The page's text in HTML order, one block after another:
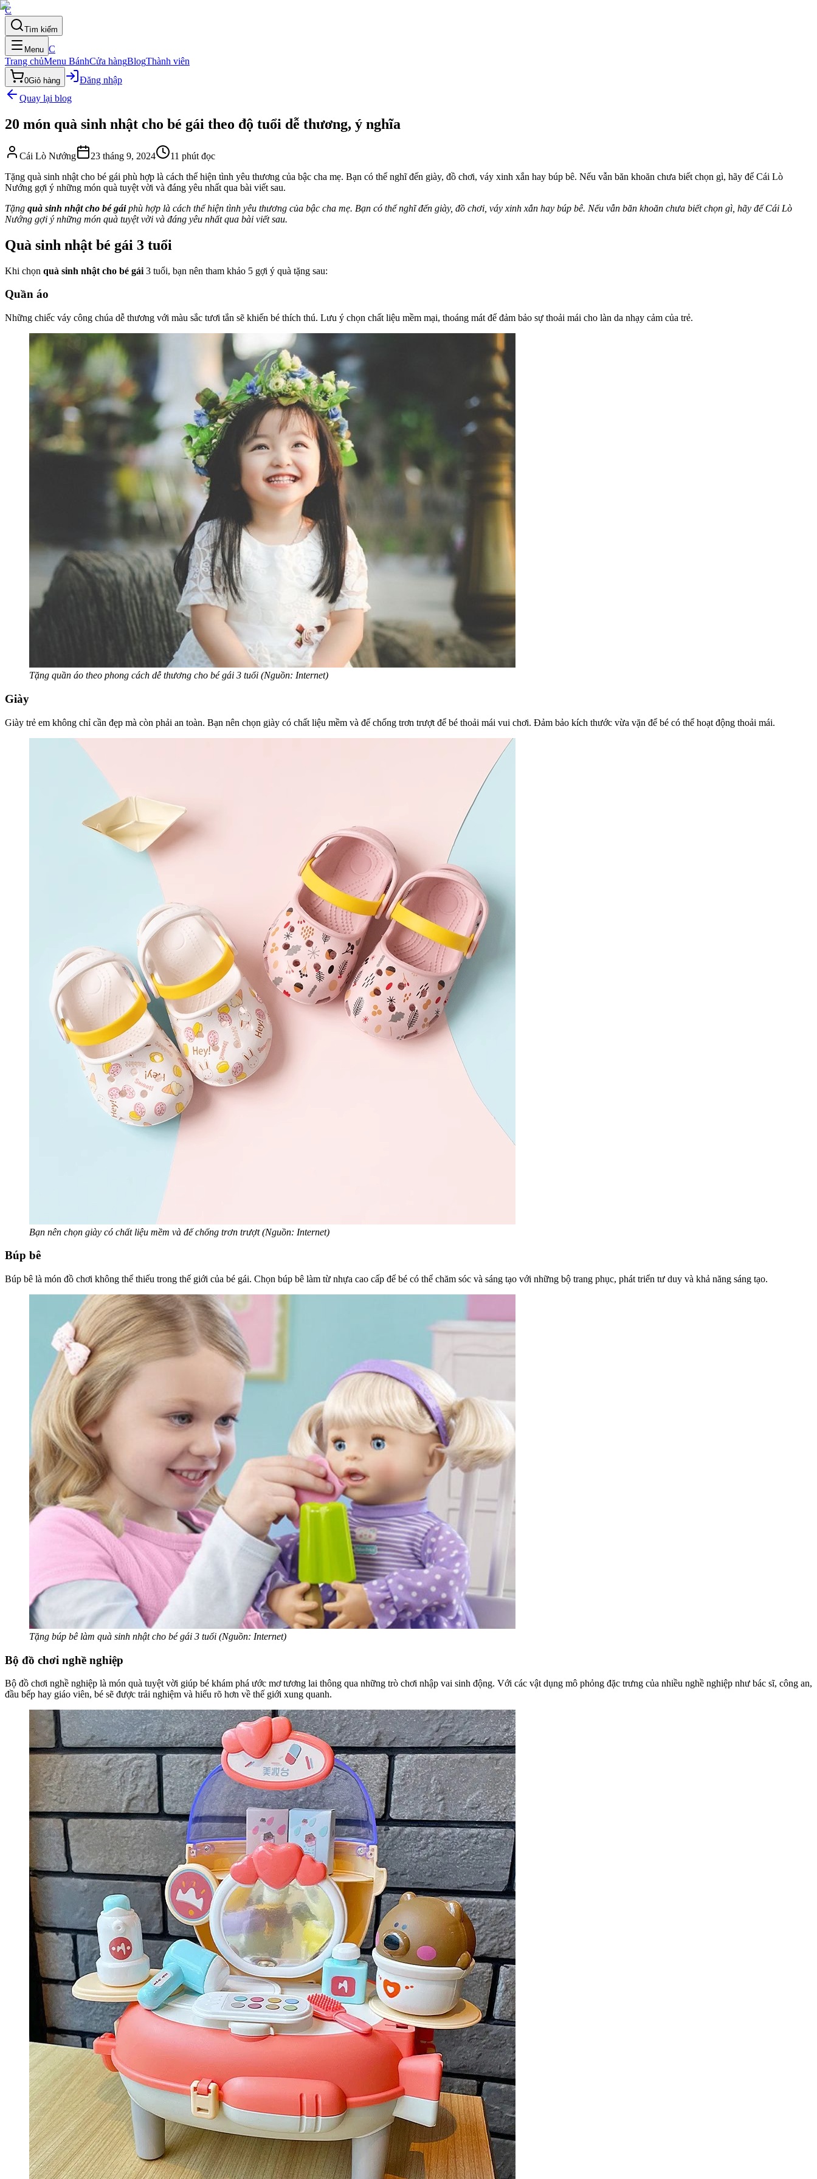
C
Tìm kiếm
Menu C
Trang chủMenu BánhCửa hàngBlogThành viên
0Giỏ hàng
Đăng nhập
Quay lại blog
20 món quà sinh nhật cho bé gái theo độ tuổi dễ thương, ý nghĩa
Cái Lò Nướng 23 tháng 9, 2024 11 phút đọc
Tặng quà sinh nhật cho bé gái phù hợp là cách thể hiện tình yêu thương của bậc cha mẹ. Bạn có thể nghĩ đến giày, đồ chơi, váy xinh xắn hay búp bê. Nếu vẫn băn khoăn chưa biết chọn gì, hãy để Cái Lò
Nướng gợi ý những món quà tuyệt vời và đáng yêu nhất qua bài viết sau.
Tặng quà sinh nhật cho bé gáiphù hợp là cách thể hiện tình yêu thương của bậc cha mẹ. Bạn có thể nghĩ đến giày, đồ chơi, váy xinh xắn hay búp bê. Nếu vẫn băn khoăn chưa biết chọn gì, hãy để Cái Lò
Nướng gợi ý những món quà tuyệt vời và đáng yêu nhất qua bài viết sau.
Quà sinh nhật bé gái 3 tuổi
Khi chọn quà sinh nhật cho bé gái 3 tuổi, bạn nên tham khảo 5 gợi ý quà tặng sau:
Quần áo
Những chiếc váy công chúa dễ thương với màu sắc tươi tắn sẽ khiến bé thích thú. Lưu ý chọn chất liệu mềm mại, thoáng mát để đảm bảo sự thoải mái cho làn da nhạy cảm của trẻ.
Tặng quần áo theo phong cách dễ thương cho bé gái 3 tuổi (Nguồn: Internet)
Giày
Giày trẻ em không chỉ cần đẹp mà còn phải an toàn. Bạn nên chọn giày có chất liệu mềm và đế chống trơn trượt để bé thoải mái vui chơi. Đảm bảo kích thước vừa vặn để bé có thể hoạt động thoải mái.
Bạn nên chọn giày có chất liệu mềm và đế chống trơn trượt (Nguồn: Internet)
Búp bê
Búp bê là món đồ chơi không thể thiếu trong thế giới của bé gái. Chọn búp bê làm từ nhựa cao cấp để bé có thể chăm sóc và sáng tạo với những bộ trang phục, phát triển tư duy và khả năng sáng tạo.
Tặng búp bê làm quà sinh nhật cho bé gái 3 tuổi (Nguồn: Internet)
Bộ đồ chơi nghề nghiệp
Bộ đồ chơi nghề nghiệp là món quà tuyệt vời giúp bé khám phá ước mơ tương lai thông qua những trò chơi nhập vai sinh động. Với các vật dụng mô phỏng đặc trưng của nhiều nghề nghiệp như bác sĩ, công an,
đầu bếp hay giáo viên, bé sẽ được trải nghiệm và hiểu rõ hơn về thế giới xung quanh.